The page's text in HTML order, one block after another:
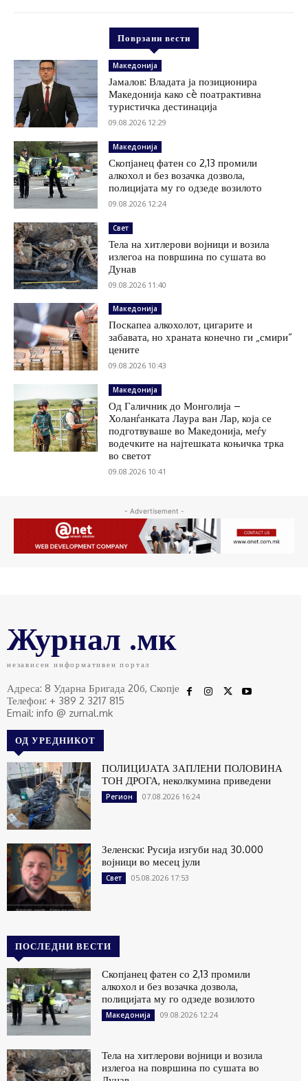
Поврзани вести
Македонија
Јамалов: Владата ја позиционира
Македонија како сè поатрактивна
туристичка дестинација
09.08.2026 12:29
Македонија
Скопјанец фатен со 2,13 промили
алкохол и без возачка дозвола,
полицијата му го одзеде возилото
09.08.2026 12:24
Свет
Тела на хитлерови војници и возила
излегоа на површина по сушата во
Дунав
09.08.2026 11:40
Македонија
Поскапеа алкохолот, цигарите и
забавата, но храната конечно ги „смири“
цените
09.08.2026 10:43
Македонија
Од Галичник до Монголија –
Холанѓанката Лаура ван Лар, која се
подготвуваше во Македонија, меѓу
водечките на најтешката коњичка трка
во светот
09.08.2026 10:41
- Advertisement -
Журнал .мк
независен информативен портал
Адреса: 8 Ударна Бригада 20б, Скопје
Телефон: + 389 2 3217 815
Email: info @ zurnal.mk
ОД УРЕДНИКОТ
ПОЛИЦИЈАТА ЗАПЛЕНИ ПОЛОВИНА
ТОН ДРОГА, неколкумина приведени
Регион 07.08.2026 16:24
Зеленски: Русија изгуби над 30.000
војници во месец јули
Свет 05.08.2026 17:53
ПОСЛЕДНИ ВЕСТИ
Скопјанец фатен со 2,13 промили
алкохол и без возачка дозвола,
полицијата му го одзеде возилото
Македонија 09.08.2026 12:24
Тела на хитлерови војници и возила
излегоа на површина по сушата во